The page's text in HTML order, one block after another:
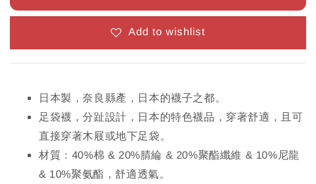
Add to wishlist
日本製，奈良縣產，日本的襪子之都。
足袋襪，分趾設計，日本的特色襪品，穿著舒適，且可
直接穿著木屐或地下足袋。
材質：40%棉 & 20%腈綸 & 20%聚酯纖維 & 10%尼龍
& 10%聚氨酯，舒適透氣。